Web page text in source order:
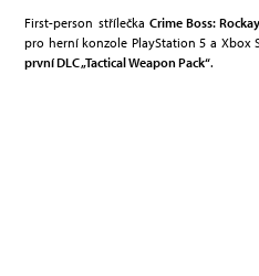
First-person střílečka Crime Boss:
pro herní konzole PlayStation 5 a Xbox
prvníDLC „Tactical Weapon Pack“.